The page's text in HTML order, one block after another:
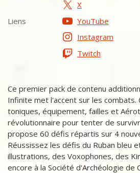
Ce premier pack de contenu
Infinite met l'accent sur les combats.
toniques, équipement, failles et
révolutionnaire pour tenter de
propose 60 défis répartis sur 4
Réussissez les défis du Ruban bleu
illustrations, des Voxophones, des
encore à la Société d'Archéologie de
Liens Liens
X
YouTube
Instagram
Twitch